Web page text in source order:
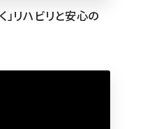
の老人ホーム・介護施設
」リハビリと安心の